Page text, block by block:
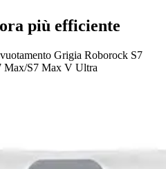
più efficiente
Grigia Roborock S7
Max/S7 Max V Ultra